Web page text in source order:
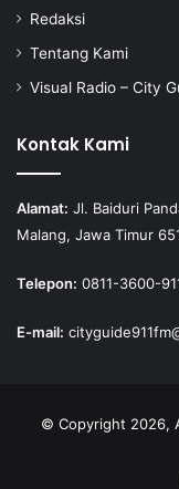
Redaksi
Tentang Kami
Visual Radio – City
Kontak Kami
Alamat: Jl. Baiduri
Malang, Jawa Timur
Telepon: 0811-3600-
E-mail:
© Copyright 2026,